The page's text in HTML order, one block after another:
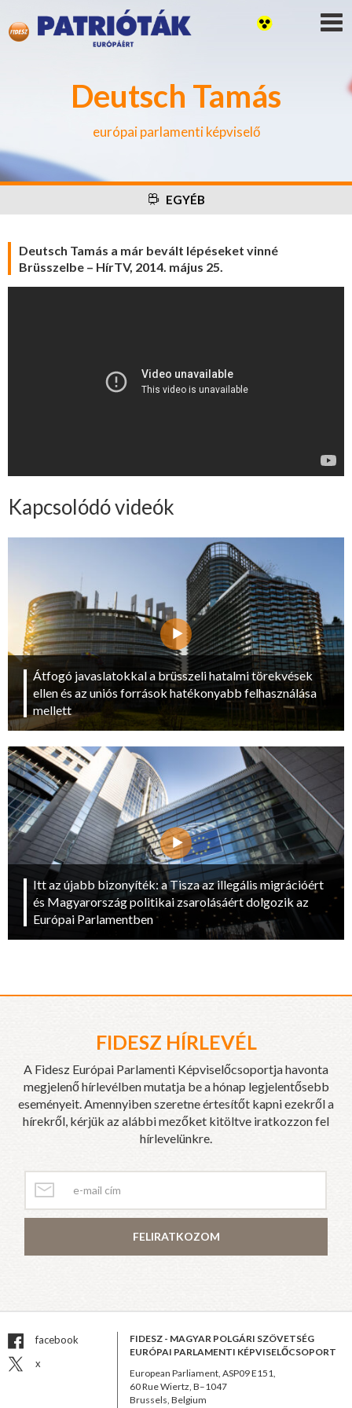
Deutsch Tamás
európai parlamenti képviselő
EGYÉB
Deutsch Tamás a már bevált lépéseket vinné
Brüsszelbe – HírTV, 2014. május 25.
Kapcsolódó videók
Átfogó javaslatokkal a brüsszeli hatalmi törekvések
ellen és az uniós források hatékonyabb felhasználása
mellett
Itt az újabb bizonyíték: a Tisza az illegális migrációért
és Magyarország politikai zsarolásáért dolgozik az
Európai Parlamentben
FIDESZ HÍRLEVÉL
A Fidesz Európai Parlamenti Képviselőcsoportja havonta
megjelenő hírlevélben mutatja be a hónap legjelentősebb
eseményeit. Amennyiben szeretne értesítőt kapni ezekről a
hírekről, kérjük az alábbi mezőket kitöltve iratkozzon fel
hírlevelünkre.
FELIRATKOZOM
facebook
x
FIDESZ - MAGYAR POLGÁRI SZÖVETSÉG
EURÓPAI PARLAMENTI KÉPVISELŐCSOPORT
European Parliament, ASP09 E151,
60 Rue Wiertz, B–1047
Brussels, Belgium